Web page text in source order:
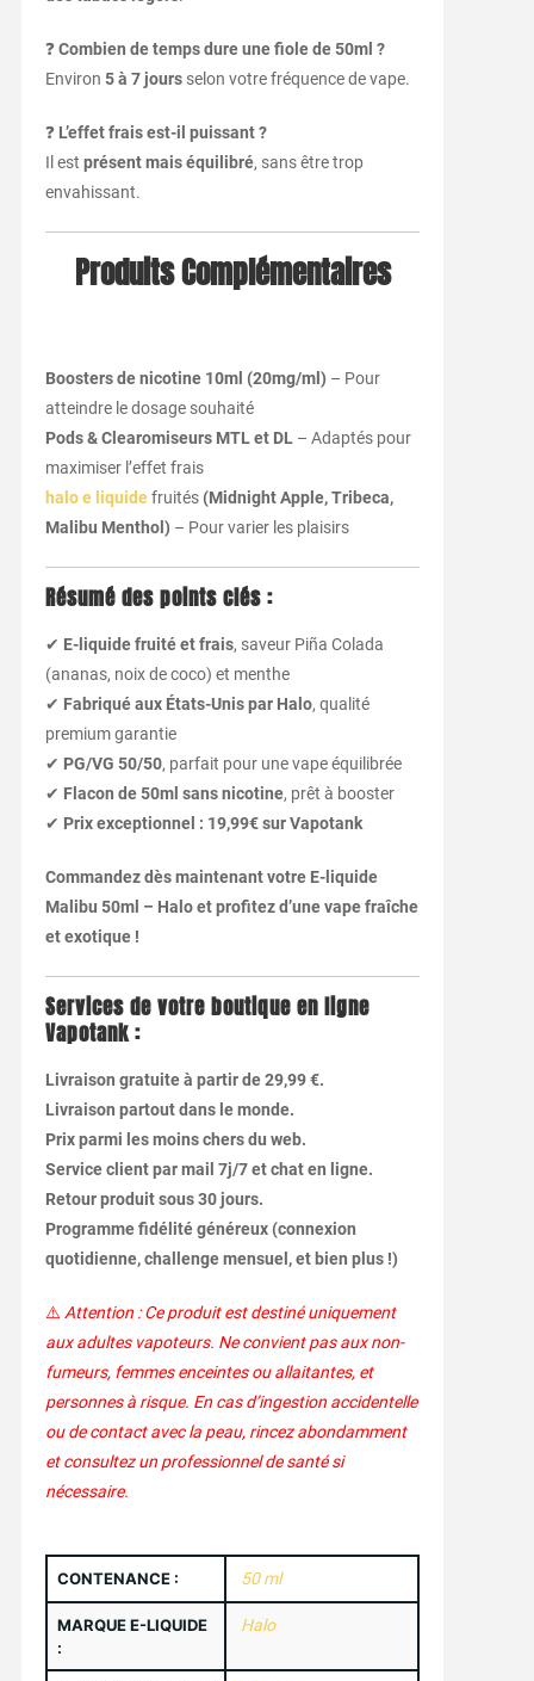
❓Combien de temps dure une fiole de 50ml ?
Environ 5 à 7 joursselon votre fréquence de vape.
❓ L’effet frais est-il puissant ?
Il est présent mais équilibré, sans être trop
envahissant.
Produits Complémentaires
Boosters de nicotine 10ml (20mg/ml) – Pour
atteindre le dosage souhaité
Pods & Clearomiseurs MTL et DL– Adaptés pour
maximiser l’effet frais
halo e liquidefruités(Midnight Apple, Tribeca,
Malibu Menthol) – Pour varier les plaisirs
Résumé des points clés :
✔ E-liquide fruité et frais, saveur Piña Colada
(ananas, noix de coco) et menthe
✔ Fabriqué aux États-Unis par Halo, qualité
premium garantie
✔ PG/VG 50/50, parfait pour une vape équilibrée
✔ Flacon de 50ml sans nicotine, prêt à booster
✔ Prix exceptionnel : 19,99€ sur Vapotank
Commandez dès maintenant votre E-liquide
Malibu 50ml – Halo et profitez d’une vape fraîche
et exotique !
Services de votre boutique en ligne
Vapotank :
Livraison gratuite à partir de 29,99 €.
Livraison partout dans le monde.
Prix parmi les moins chers du web.
Service client par mail 7j/7 et chat en ligne.
Retour produit sous 30 jours.
Programme fidélité généreux (connexion
quotidienne, challenge mensuel, et bien plus !)
⚠️ Attention : Ce produit est destiné uniquement
aux adultes vapoteurs. Ne convient pas aux non-
fumeurs, femmes enceintes ou allaitantes, et
personnes à risque. En cas d’ingestion accidentelle
ou de contact avec la peau, rincez abondamment
et consultez un professionnel de santé si
nécessaire.
CONTENANCE : 50 ml
MARQUE E-LIQUIDE
:
Halo